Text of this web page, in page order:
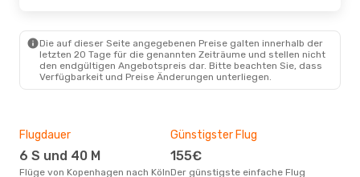
Die auf dieser Seite angegebenen Preise galten innerhalb der
letzten 20 Tage für die genannten Zeiträume und stellen nicht
den endgültigen Angebotspreis dar. Bitte beachten Sie, dass
Verfügbarkeit und Preise Änderungen unterliegen.
Flugdauer
6 S und 40 M
Flüge von Kopenhagen nach Köln
Günstigster Flug
155€
Der günstigste einfache Flug